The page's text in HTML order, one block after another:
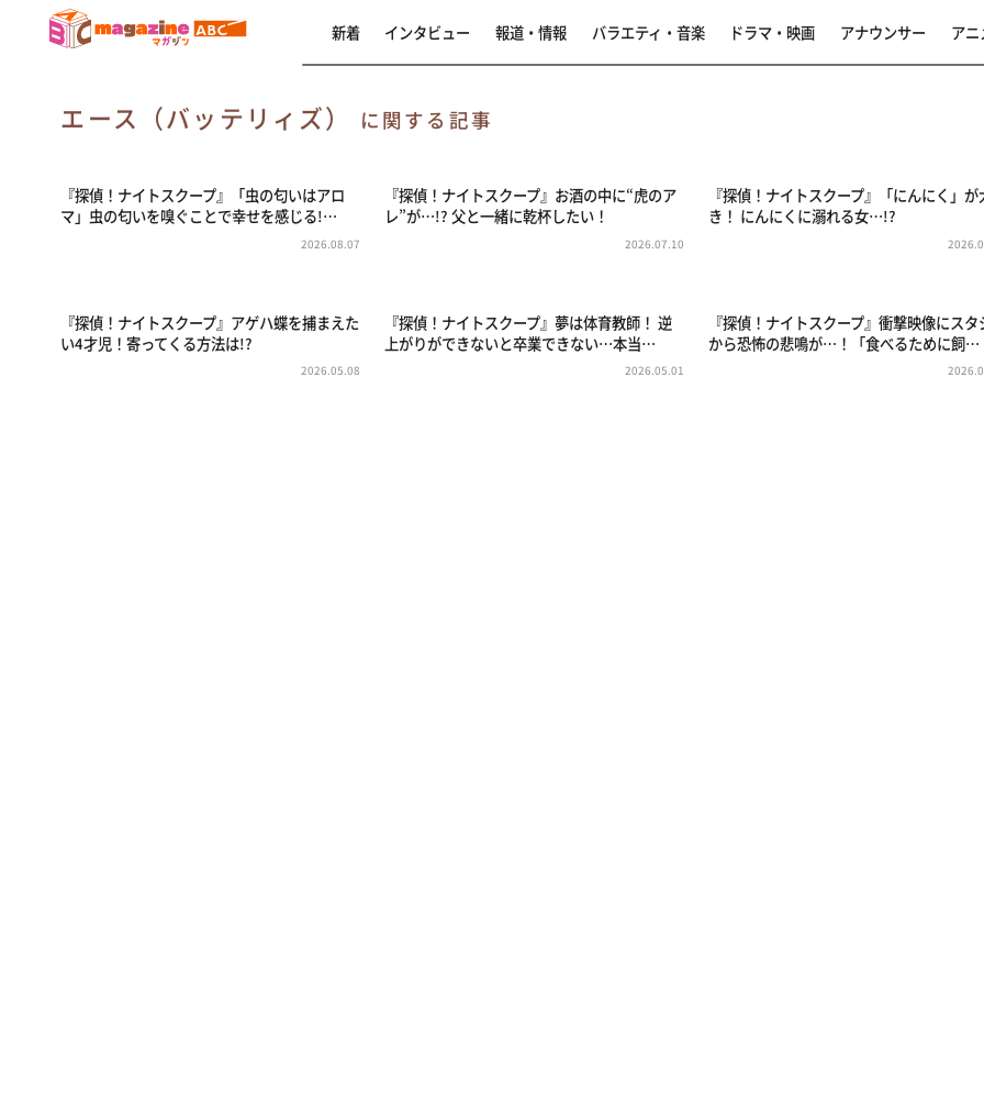
新着 インタビュー 報道・情報 バラエティ・音楽 ドラマ・映画 アナウンサー アニ
エース（バッテリィズ） に関する記事
『探偵！ナイトスクープ』「虫の匂いはアロ
マ」虫の匂いを嗅ぐことで幸せを感じる!…
2026.08.07
『探偵！ナイトスクープ』お酒の中に“虎のア
レ”が…!? 父と一緒に乾杯したい！
2026.07.10
『探偵！ナイトスクープ』「にんにく」が
き！ にんにくに溺れる女…!?
『探偵！ナイトスクープ』アゲハ蝶を捕まえた
い4才児！寄ってくる方法は!?
2026.05.08
『探偵！ナイトスクープ』夢は体育教師！ 逆
上がりができないと卒業できない…本当…
2026.05.01
『探偵！ナイトスクープ』衝撃映像にスタ
から恐怖の悲鳴が…！「食べるために飼…